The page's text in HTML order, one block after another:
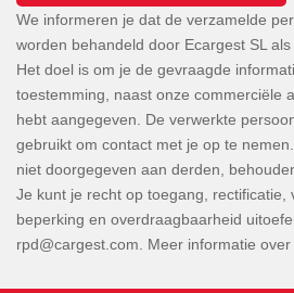
We informeren je dat de verzamelde
worden behandeld door Ecargest SL
Het doel is om je de gevraagde
toestemming, naast onze commerciële
hebt aangegeven. De verwerkte
gebruikt om contact met je op te
niet doorgegeven aan derden,
Je kunt je recht op toegang, rectificatie,
beperking en overdraagbaarheid
. Meer informatie